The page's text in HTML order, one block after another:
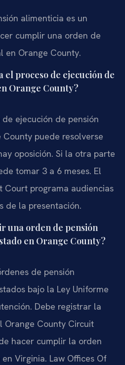
alimenticia es un
cumplir una orden de
en Orange County.
el proceso de ejecución de
Orange County?
de ejecución de pensión
puede resolverse
oposición. Si la otra parte
tomar 3 a 6 meses. El
Court programa audiencias
de la presentación.
una orden de pensión
en Orange County?
de pensión
bajo la Ley Uniforme
Debe registrar la
Orange County Circuit
hacer cumplir la orden
Virginia. Law Offices Of